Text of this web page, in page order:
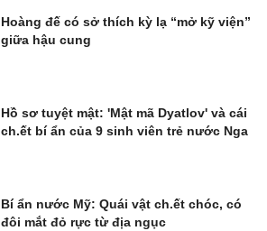
Hoàng đế có sở thích kỳ lạ “mở kỹ viện”
giữa hậu cung
Hồ sơ tuyệt mật: 'Mật mã Dyatlov' và cái
ch.ết bí ẩn của 9 sinh viên trẻ nước Nga
Bí ẩn nước Mỹ: Quái vật ch.ết chóc, có
đôi mắt đỏ rực từ địa ngục